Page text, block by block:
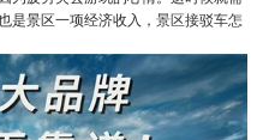
是景区一项经济收入， 景区接驳车怎